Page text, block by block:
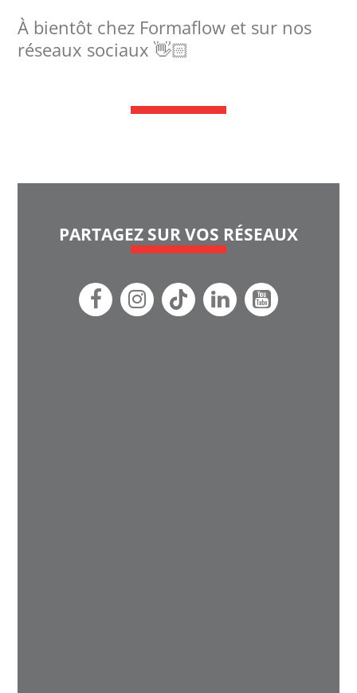
À bientôt chez Formaflow et sur nos
réseaux sociaux 👋🏻
PARTAGEZ SUR VOS RÉSEAUX